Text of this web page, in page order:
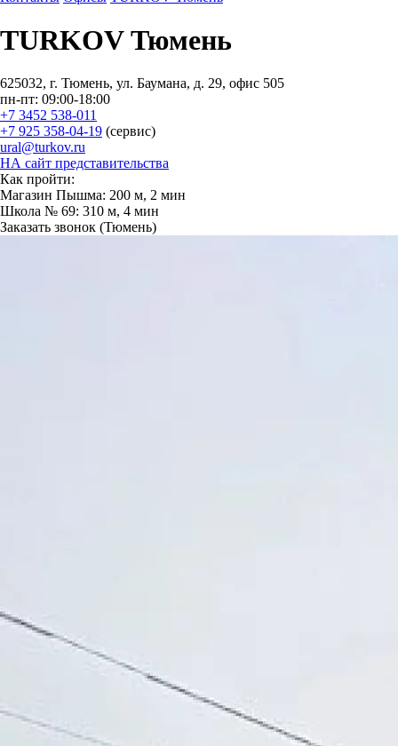
TURKOV Тюмень
625032, г. Тюмень, ул. Баумана, д. 29, офис 505
пн-пт: 09:00-18:00
+7 3452 538-011
+7 925 358-04-19 (сервис)
ural@turkov.ru
НА сайт представительства
Как пройти:
Магазин Пышма: ​200 м, 2 мин
Школа № 69: 310 м, 4 мин
Заказать звонок (Тюмень)